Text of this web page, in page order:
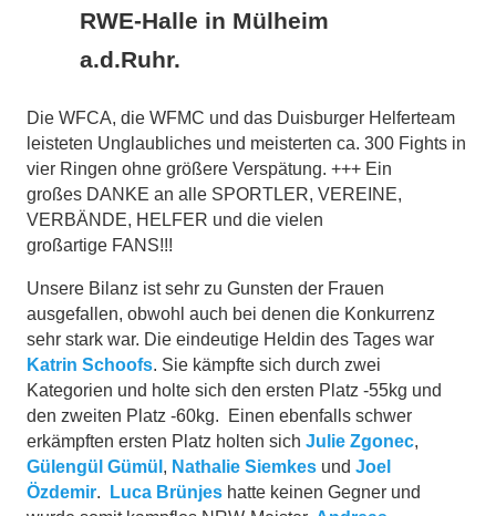
RWE-Halle in Mülheim
a.d.Ruhr.
Die WFCA, die WFMC und das Duisburger Helferteam
leisteten Unglaubliches und meisterten ca. 300 Fights in
vier Ringen ohne größere Verspätung. +++ Ein
großes DANKE an alle SPORTLER, VEREINE,
VERBÄNDE, HELFER und die vielen
großartige FANS!!!
Unsere Bilanz ist sehr zu Gunsten der Frauen
ausgefallen, obwohl auch bei denen die Konkurrenz
sehr stark war. Die eindeutige Heldin des Tages war
Katrin Schoofs. Sie kämpfte sich durch zwei
Kategorien und holte sich den ersten Platz -55kg und
den zweiten Platz -60kg. Einen ebenfalls schwer
erkämpften ersten Platz holten sich Julie Zgonec,
Gülengül Gümül , Nathalie Siemkes und Joel
Özdemir. Luca Brünjes hatte keinen Gegner und